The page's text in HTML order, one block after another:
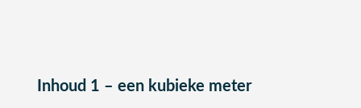
Inhoud 1 – een kubieke meter